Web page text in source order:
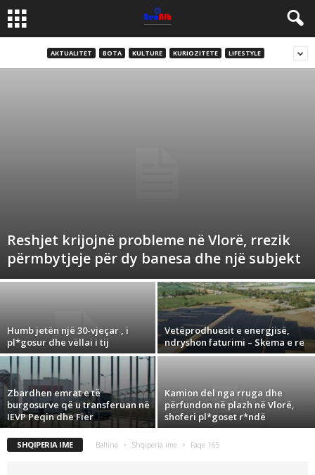
AKTUALITET BOTA KULTURE KURIOZITETE LIFESTYLE
Reshjet krijojnë probleme në Vlorë, rrezik
përmbytjeje për dy banesa dhe një subjekt
Humb jetën një 30-vjeçar , i
pl*gosur dhe vëllai i tij
Vetëprodhuesit e energjisë,
ndryshon faturimi – Skema e re
Zbardhen emrat e të
burgosurve që u transferuan në
IEVP Peqin dhe Fier
Kamion del nga rruga dhe
përfundon në plazh në Vlorë,
shoferi pl*goset r*ndë
SHQIPERIA IME Ballina Shqiperia ime Faqe 165